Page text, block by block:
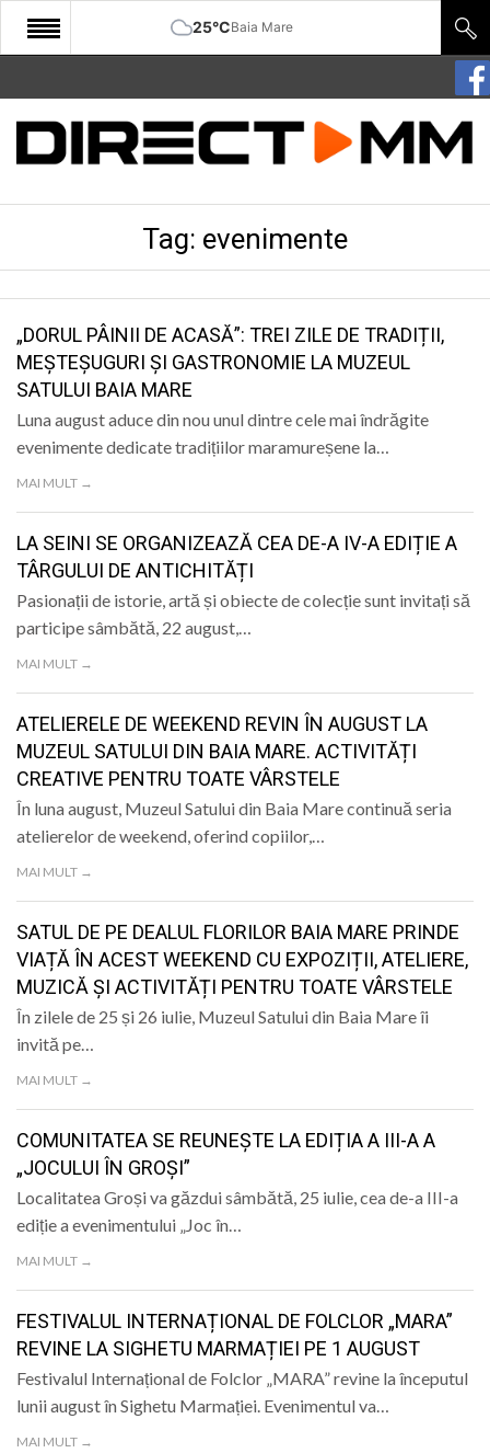
25°CBaia Mare
START
COMUNITATE
SANATATE
SPORT
SPECIAL
Tag: evenimente
„DORUL PÂINII DE ACASĂ”: TREI ZILE DE TRADIȚII,
MEȘTEȘUGURI ȘI GASTRONOMIE LA MUZEUL
SATULUI BAIA MARE
Luna august aduce din nou unul dintre cele mai îndrăgite
evenimente dedicate tradițiilor maramureșene la…
MAI MULT →
LA SEINI SE ORGANIZEAZĂ CEA DE-A IV-A EDIȚIE A
TÂRGULUI DE ANTICHITĂȚI
Pasionații de istorie, artă și obiecte de colecție sunt invitați să
participe sâmbătă, 22 august,…
MAI MULT →
ATELIERELE DE WEEKEND REVIN ÎN AUGUST LA
MUZEUL SATULUI DIN BAIA MARE. ACTIVITĂȚI
CREATIVE PENTRU TOATE VÂRSTELE
În luna august, Muzeul Satului din Baia Mare continuă seria
atelierelor de weekend, oferind copiilor,…
MAI MULT →
SATUL DE PE DEALUL FLORILOR BAIA MARE PRINDE
VIAȚĂ ÎN ACEST WEEKEND CU EXPOZIȚII, ATELIERE,
MUZICĂ ȘI ACTIVITĂȚI PENTRU TOATE VÂRSTELE
În zilele de 25 și 26 iulie, Muzeul Satului din Baia Mare îi
invită pe…
MAI MULT →
COMUNITATEA SE REUNEȘTE LA EDIȚIA A III-A A
„JOCULUI ÎN GROȘI”
Localitatea Groși va găzdui sâmbătă, 25 iulie, cea de-a III-a
ediție a evenimentului „Joc în…
MAI MULT →
FESTIVALUL INTERNAȚIONAL DE FOLCLOR „MARA”
REVINE LA SIGHETU MARMAȚIEI PE 1 AUGUST
Festivalul Internațional de Folclor „MARA” revine la începutul
lunii august în Sighetu Marmației. Evenimentul va…
MAI MULT →